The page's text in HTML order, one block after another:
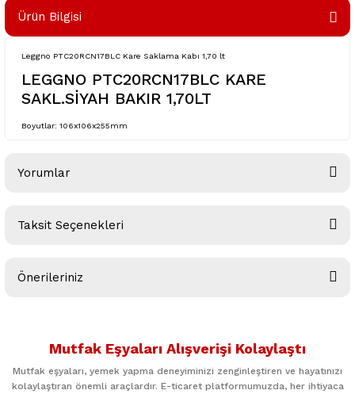
Ürün Bilgisi
Leggno PTC20RCN17BLC Kare Saklama Kabı 1,70 lt
LEGGNO PTC20RCN17BLC KARE
SAKL.SİYAH BAKIR 1,70LT
Boyutlar: 106x106x255mm
Yorumlar
Taksit Seçenekleri
Önerileriniz
kullanarak tarafımıza iletebilirsiniz.
Mutfak Eşyaları Alışverişi Kolaylaştı
Mutfak eşyaları, yemek yapma deneyiminizi zenginleştiren ve hayatınızı
kolaylaştıran önemli araçlardır. E-ticaret platformumuzda, her ihtiyaca